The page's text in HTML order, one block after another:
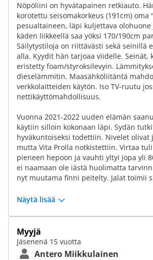
Nöpöliini on hyvätapainen retkiauto.
korotettu seisomakorkeus (191cm) oma
pesualtaineen, läpi kuljettava
käden liikkeellä saa yöksi 170/190cm
Säilytystiloja on riittävästi sekä seinillä
alla. Kyydit hän tarjoaa viidelle. Seinät,
eristetty foam/styroksilevyin.
dieselämmitin. Maasähköliitäntä
verkkolaitteiden käytön. Iso TV-ruutu
nettikäyttömahdollisuus.
Vuonna 2021-2022 uuden elämän
käytiin silloin kokonaan läpi. Sydän
hyväkuntoiseksi todettiin. Nivelet olivat
mutta Vita Prolla notkistettiin. Virtaa
pieneen hepoon ja vauhti yltyi jopa yli
ei naamaan ole iästä huolimatta
nyt muutama finni peitelty. Jalat toimii
Näytä lisää
Myyjä
Jäsenenä 15 vuotta
Antero Miikkulainen